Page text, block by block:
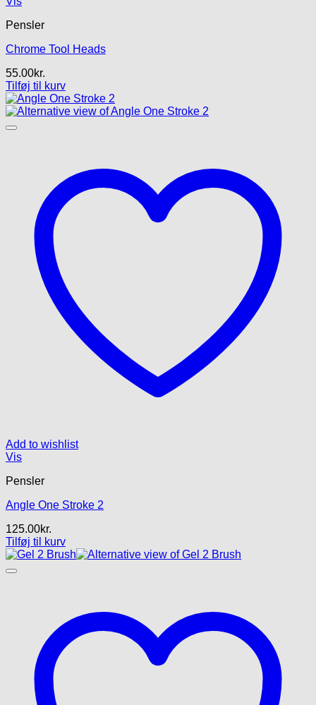
Pensler
Chrome Tool Heads
55.00kr.
Tilføj til kurv
Add to wishlist
Vis
Pensler
Angle One Stroke 2
125.00kr.
Tilføj til kurv